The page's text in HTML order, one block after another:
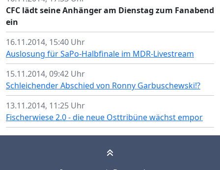
CFC lädt seine Anhänger am Dienstag zum Fanabend
ein
16.11.2014, 15:40 Uhr
Auslosung für SaPo-Halbfinale im MDR-Livestream
15.11.2014, 09:42 Uhr
Schleichender Abschied von Ronny Garbuschewski!?
13.11.2014, 11:25 Uhr
Fischerwiese 2.0 - die neue Osttribüne wächst empor